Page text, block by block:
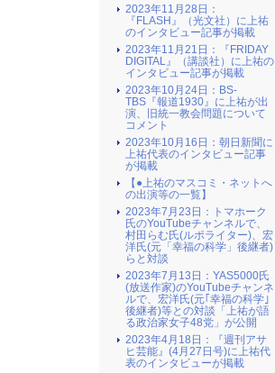
2023年11月28日：
『FLASH』（光文社）に上祐
のインタビュー記事が掲載
2023年11月21日：『FRIDAY
DIGITAL』（講談社）に上祐の
インタビュー記事が掲載
2023年10月24日：BS-
TBS『報道1930』に上祐が出
演、旧統一教会問題について
コメント
2023年10月16日：朝日新聞に
上祐代表のインタビュー記事
が掲載
【●上祐のマスコミ・ネットへ
の出演等の一覧】
2023年7月23日：トマホーク
氏のYouTubeチャンネルで、
村田らむ氏(ルポライター)、宏
洋氏(元「幸福の科学」後継者)
らと対談
2023年7月13日：YAS5000氏
(放送作家)のYouTubeチャンネ
ルで、宏洋氏(元｢幸福の科学｣
後継者)等との対談「上祐が語
る政治家女子48党」が公開
2023年4月18日：『週刊アサ
ヒ芸能』(4月27日号)に上祐代
表のインタビューが掲載